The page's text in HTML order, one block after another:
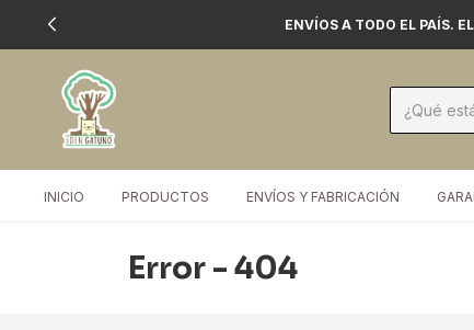
ENVÍOS A TODO EL PAÍS.
INICIO PRODUCTOS ENVÍOS Y FABRICACIÓN
Error - 404